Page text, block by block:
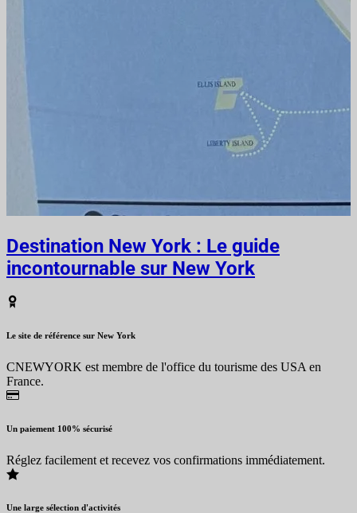
Destination New York : Le guide
incontournable sur New York
Le site de référence sur New York
CNEWYORK est membre de l'office du tourisme des USA en
France.
Un paiement 100% sécurisé
Réglez facilement et recevez vos confirmations immédiatement.
Une large sélection d'activités